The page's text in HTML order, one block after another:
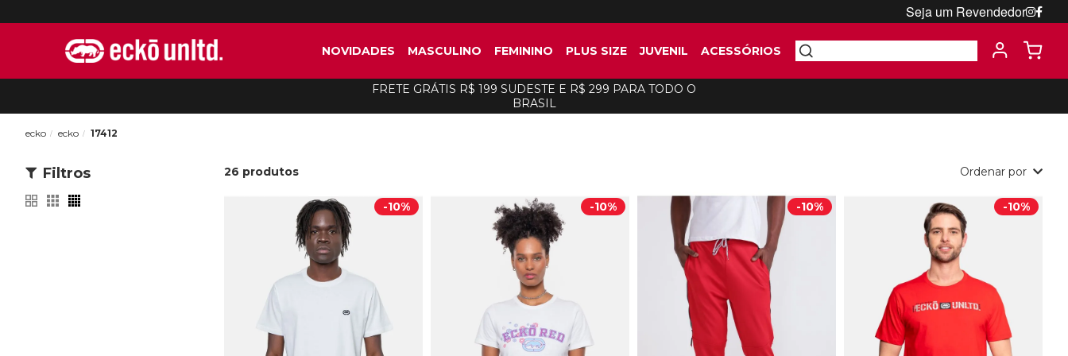
Seja um Revendedor
NOVIDADES MASCULINO FEMININO PLUS SIZE JUVENIL ACESSÓRIOS
FRETE GRÁTIS R$ 199 SUDESTE E R$ 299 PARA TODO O
BRASIL
ecko ecko 17412
Filtros 26 produtos Ordenar por
-10% -10% -10% -10%